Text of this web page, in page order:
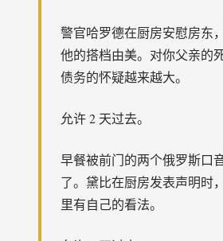
警官哈罗德在厨房安慰房东
他的搭档由美。对你父亲的
债务的怀疑越来越大。
允许 2 天过去。
早餐被前门的两个俄罗斯口
了。黛比在厨房发表声明时
里有自己的看法。